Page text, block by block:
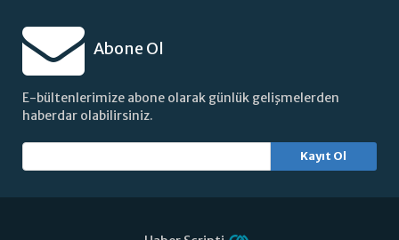
Abone Ol
E-bültenlerimize abone olarak günlük gelişmelerden
haberdar olabilirsiniz.
Kayıt Ol